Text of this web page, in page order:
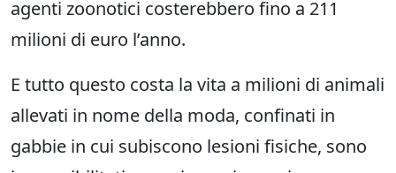
agenti zoonotici costerebbero fino a 211
milioni di euro l’anno.
E tutto questo costa la vita a milioni di animali
allevati in nome della moda, confinati in
gabbie in cui subiscono lesioni fisiche, sono